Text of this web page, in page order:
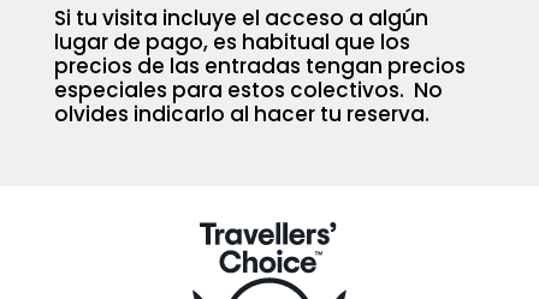
Si tu visita incluye el acceso a algún
lugar de pago, es habitual que los
precios de las entradas tengan precios
especiales para estos colectivos. No
olvides indicarlo al hacer tu reserva.